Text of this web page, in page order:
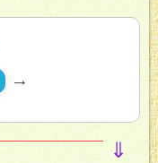
→
⇓